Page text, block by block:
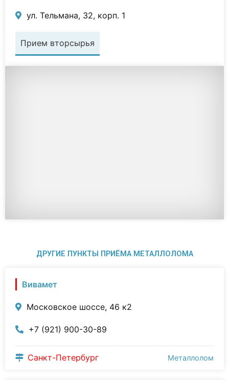
ул. Тельмана, 32, корп. 1
Прием вторсырья
ДРУГИЕ ПУНКТЫ ПРИЁМА МЕТАЛЛОЛОМА
Вивамет
Московское шоссе, 46 к2
+7 (921) 900-30-89
Санкт-Петербург Металлолом